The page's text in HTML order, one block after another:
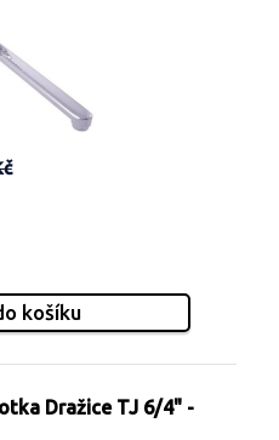
Dražice TJ 6/4" -